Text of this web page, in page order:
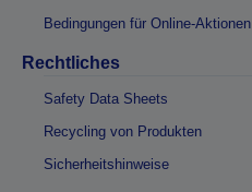
Bedingungen für Online-Aktionen
Rechtliches
Safety Data Sheets
Recycling von Produkten
Sicherheitshinweise